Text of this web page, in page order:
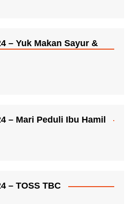
– Yuk Makan Sayur &
– Mari Peduli Ibu Hamil
– TOSS TBC